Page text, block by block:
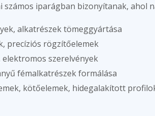
számos iparágban bizonyítanak, ahol
alkatrészek tömeggyártása
precíziós rögzítőelemek
szerelvények
fémalkatrészek formálása
kötőelemek, hidegalakított